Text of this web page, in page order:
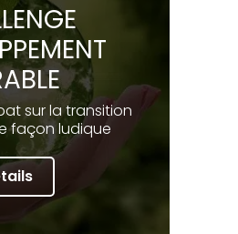
sur la transition
façon ludique